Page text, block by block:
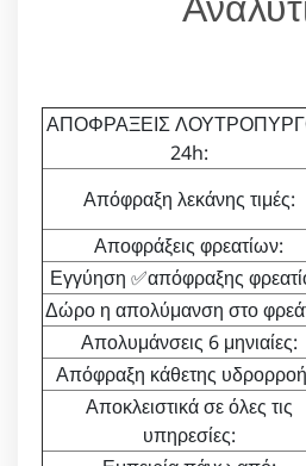
ΑΠΟΦΡΑΞΕΙΣ
24h:
Απόφραξη λεκάνης τιμές:
Αποφράξεις φρεατίων:
Εγγύηση ✅απόφραξης
Δώρο η απολύμανση στο
Απολυμάνσεις 6 μηνιαίες:
Απόφραξη κάθετης
Αποκλειστικά σε όλες τις
υπηρεσίες: